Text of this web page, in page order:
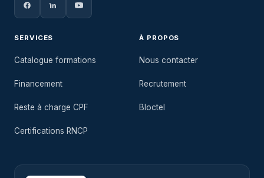
SERVICES
Catalogue formations
Financement
Reste à charge CPF
Certifications RNCP
À PROPOS
Nous contacter
Recrutement
Bloctel